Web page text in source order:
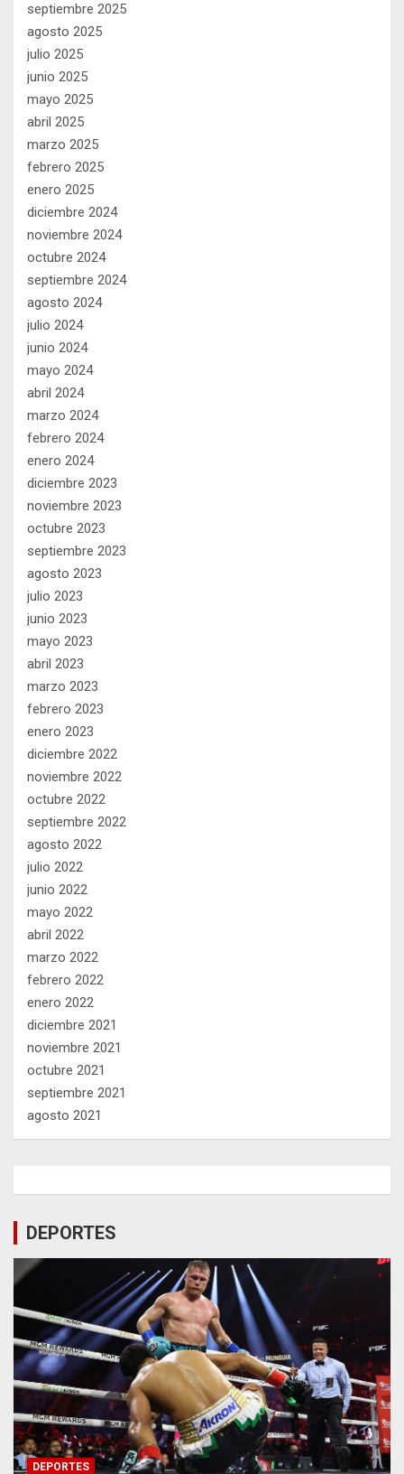
septiembre 2025
agosto 2025
julio 2025
junio 2025
mayo 2025
abril 2025
marzo 2025
febrero 2025
enero 2025
diciembre 2024
noviembre 2024
octubre 2024
septiembre 2024
agosto 2024
julio 2024
junio 2024
mayo 2024
abril 2024
marzo 2024
febrero 2024
enero 2024
diciembre 2023
noviembre 2023
octubre 2023
septiembre 2023
agosto 2023
julio 2023
junio 2023
mayo 2023
abril 2023
marzo 2023
febrero 2023
enero 2023
diciembre 2022
noviembre 2022
octubre 2022
septiembre 2022
agosto 2022
julio 2022
junio 2022
mayo 2022
abril 2022
marzo 2022
febrero 2022
enero 2022
diciembre 2021
noviembre 2021
octubre 2021
septiembre 2021
agosto 2021
DEPORTES
DEPORTES